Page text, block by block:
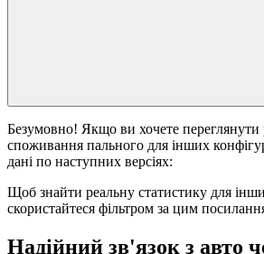
Безумовно! Якщо ви хочете переглянути
споживання пального для інших
дані по наступних версіях:
Щоб знайти реальну статистику для
скористайтеся фільтром за цим
Надійний зв'язок з авто